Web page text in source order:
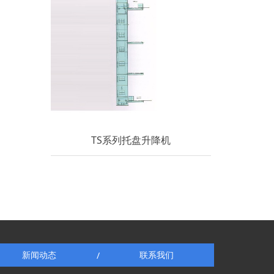
TS系列托盘升降机
新闻动态 / 联系我们